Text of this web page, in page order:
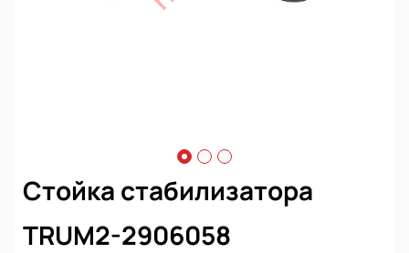
Стойка стабилизатора
TRUM2-2906058